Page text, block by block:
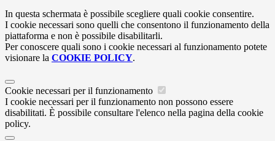
In questa schermata è possibile scegliere quali cookie consentire.
I cookie necessari sono quelli che consentono il funzionamento della
piattaforma e non è possibile disabilitarli.
Per conoscere quali sono i cookie necessari al funzionamento potete
visionare la COOKIE POLICY.
Cookie necessari per il funzionamento
I cookie necessari per il funzionamento non possono essere
disabilitati. È possibile consultare l'elenco nella pagina della cookie
policy.